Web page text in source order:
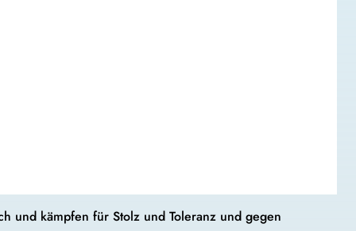
und kämpfen für Stolz und Toleranz und gegen